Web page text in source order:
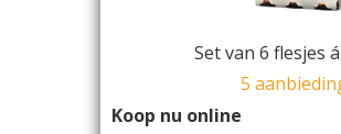
Set van 6 flesjes
5
Koop nu online